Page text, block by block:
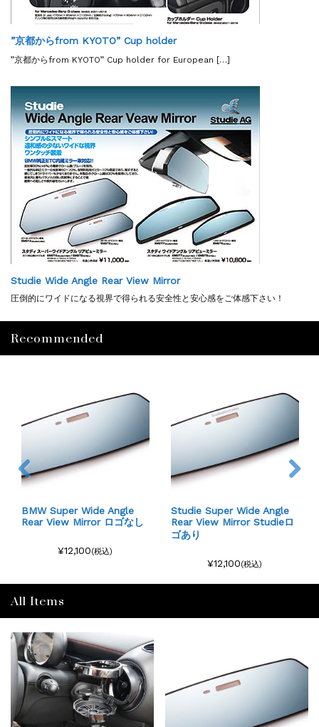
”京都からfrom KYOTO” Cup holder
”京都からfrom KYOTO” Cup holder for European […]
Studie Wide Angle Rear View Mirror
圧倒的にワイドになる視界で得られる安全性と安心感をご体感下さい！
Recommended
Studie Super Wide Angle
Rear View Mirror Studieロ
【DDM】MAZDA
All Items